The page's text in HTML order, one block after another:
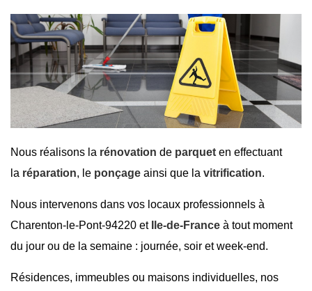
Nous réalisons la rénovation de parquet en effectuant
la réparation, le ponçage ainsi que la vitrification.
Nous intervenons dans vos locaux professionnels à
Charenton-le-Pont-94220 et
Ile-de-France à tout moment
du jour ou de la semaine : journée, soir et week-end.
Résidences, immeubles ou maisons individuelles, nos